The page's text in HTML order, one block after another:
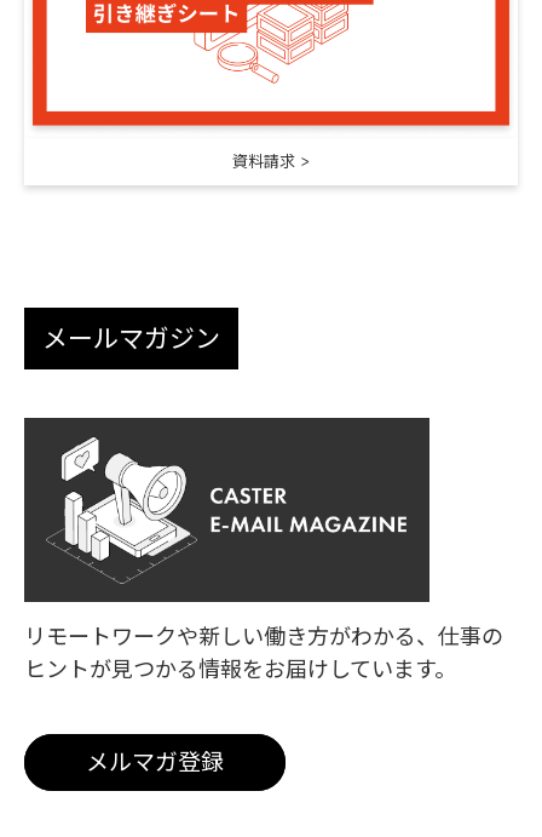
資料請求
メールマガジン
リモートワークや新しい働き方がわかる、 仕事の
ヒントが見つかる情報をお届けしています。
メルマガ登録